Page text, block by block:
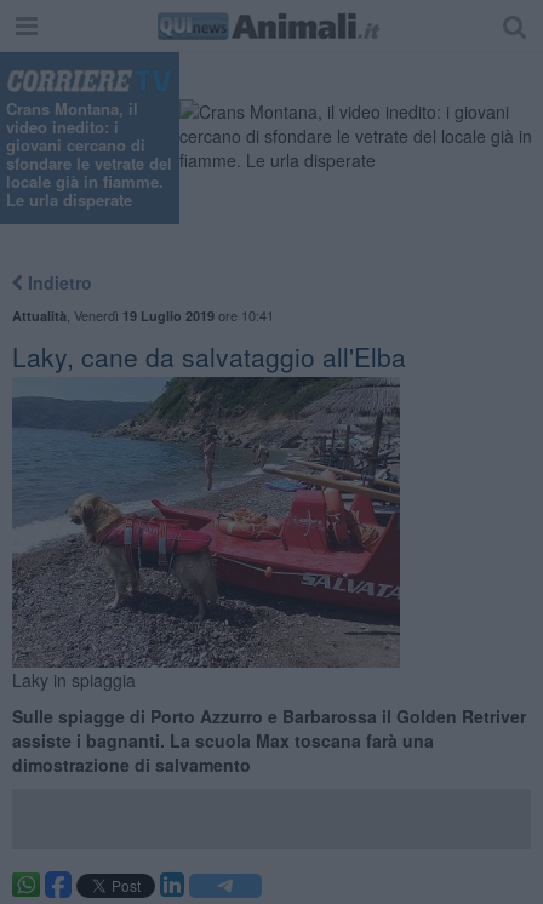
Crans Montana, il
video inedito: i
giovani cercano di
sfondare le vetrate del
locale già in fiamme.
Le urla disperate
Indietro
Attualità Venerdì 19 Luglio 2019ore 10:41
Laky, cane da salvataggio all'Elba
Laky in spiaggia
Sulle spiagge di Porto Azzurro e Barbarossa il Golden Retriver
assiste i bagnanti. La scuola Max toscana farà una
dimostrazione di salvamento